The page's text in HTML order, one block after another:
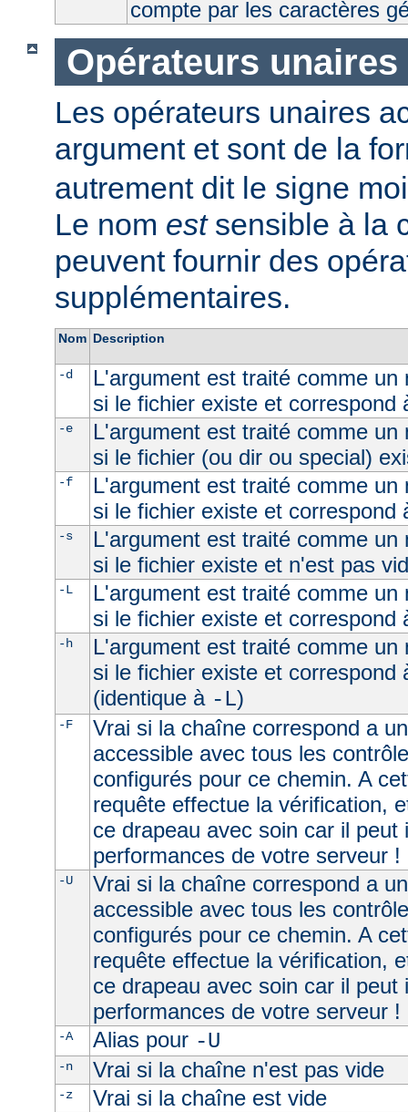
compte par les caractères
Opérateurs unaires
Les opérateurs unaires
argument et sont de la
autrement dit le signe
Le nom estsensible à la
peuvent fournir des
supplémentaires.
Nom Description
-d
L'argument est traité comme un
si le fichier existe et correspond
-e
L'argument est traité comme un
si le fichier (ou dir ou special)
-f
L'argument est traité comme un
si le fichier existe et correspond
-s
L'argument est traité comme un
si le fichier existe et n'est pas
-L
L'argument est traité comme un
si le fichier existe et correspond
-h
L'argument est traité comme un
si le fichier existe et correspond
(identique à -L)
-F
Vrai si la chaîne correspond a
accessible avec tous les
configurés pour ce chemin. A
requête effectue la vérification,
ce drapeau avec soin car il peut
performances de votre serveur !
-U
Vrai si la chaîne correspond a
accessible avec tous les
configurés pour ce chemin. A
requête effectue la vérification,
ce drapeau avec soin car il peut
performances de votre serveur !
-A Alias pour -U
-n Vrai si la chaîne n'est pas vide
-z Vrai si la chaîne est vide